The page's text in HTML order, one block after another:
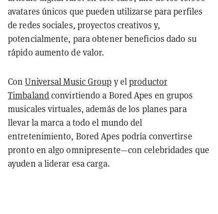
avatares únicos que pueden utilizarse para perfiles
de redes sociales, proyectos creativos y,
potencialmente, para obtener beneficios dado su
rápido aumento de valor.
ConUniversal Music Group y elproductor
Timbalandconvirtiendo a Bored Apes en grupos
musicales virtuales, además de los planes para
llevar la marca a todo el mundo del
entretenimiento, Bored Apes podría convertirse
pronto en algo omnipresente—con celebridades que
ayuden a liderar esa carga.